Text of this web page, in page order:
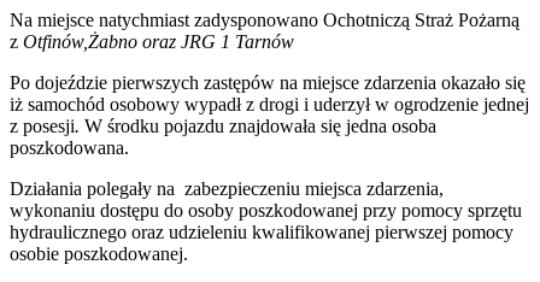
Na miejsce natychmiast zadysponowano Ochotniczą Straż Pożarną
z Otfinów,Żabno oraz JRG 1 Tarnów
Po dojeździe pierwszych zastępów na miejsce zdarzenia okazało się
iż samochód osobowy wypadł z drogi i uderzył w ogrodzenie jednej
z posesji. W środku pojazdu znajdowała się jedna osoba
poszkodowana.
Działania polegały na zabezpieczeniu miejsca zdarzenia,
wykonaniu dostępu do osoby poszkodowanej przy pomocy sprzętu
hydraulicznego oraz udzieleniu kwalifikowanej pierwszej pomocy
osobie poszkodowanej.